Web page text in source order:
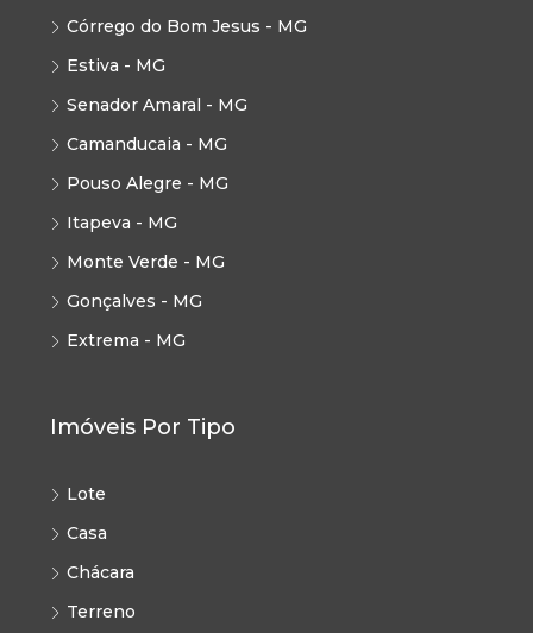
Córrego do Bom Jesus - MG
Estiva - MG
Senador Amaral - MG
Camanducaia - MG
Pouso Alegre - MG
Itapeva - MG
Monte Verde - MG
Gonçalves - MG
Extrema - MG
Imóveis Por Tipo
Lote
Casa
Chácara
Terreno